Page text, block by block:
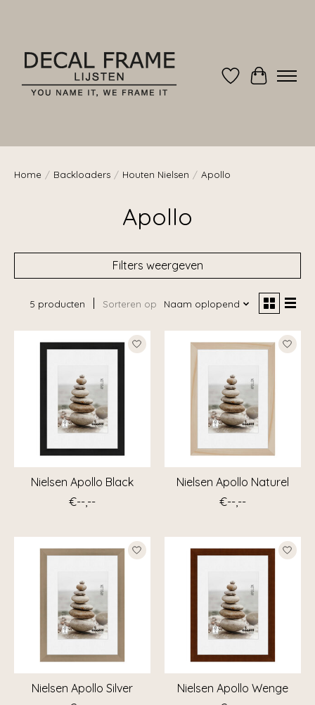
Verlanglijst
Home / Backloaders / Houten Nielsen / Apollo
Apollo
Filters weergeven
5 producten Sorteren op Naam oplopend
Nielsen Apollo Black
€--,--
Nielsen Apollo Naturel
€--,--
Nielsen Apollo Silver
Nielsen Apollo Wenge